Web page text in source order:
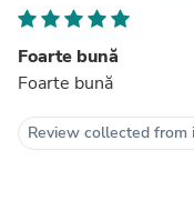
Foarte bună
Foarte bună
Review collected from